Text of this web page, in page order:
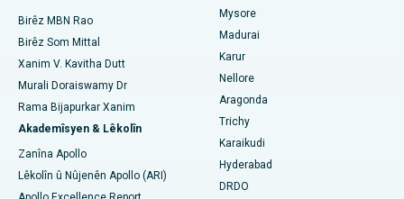
Psîkolog Bibîne
Cerrahê Giştî Bibîne
Nexweşxaneya herî baş li Bannerghatta Road, Bangalore
Nexweşxaneya herî baş li Yekîneya-15, Bhubaneswar
Nexweşxaneya herî baş li Seepat Road, Bilaspur
Nexweşxaneya herî baş li Ellisbridge, Ahmedabad
Nexweşxaneya herî baş li New Delhiyê
Embolîzasyona Artery Uterine
Ovarian Cystectomy
Emeliyata Penceşêrê Sîngê
Brachytherapy
Birêz MBN Rao
Birêz Som Mittal
Xanim V. Kavitha Dutt
Murali Doraiswamy Dr
Rama Bijapurkar Xanim
Akademîsyen & Lêkolîn
Zanîna Apollo
Lêkolîn û Nûjenên Apollo (ARI)
Mysore
Madurai
Karur
Nellore
Aragonda
Trichy
Karaikudi
Hyderabad
DRDO